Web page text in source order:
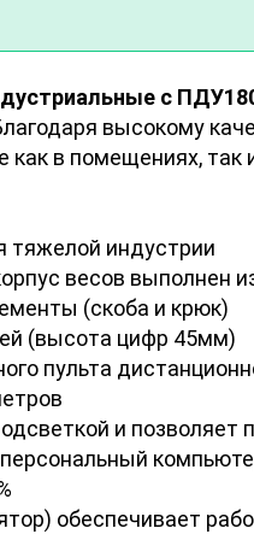
с
высокому
в помещениях, так
тяжелой индустрии
весов выполнен
(скоба и крюк)
(высота цифр 45мм)
пульта
и позволяет
обеспечивает